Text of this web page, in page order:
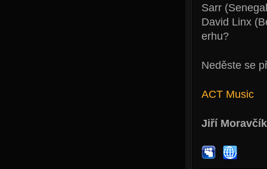
Sarr
David Linx
erhu?
Neděste se
ACT Music
Jiří Moravčík